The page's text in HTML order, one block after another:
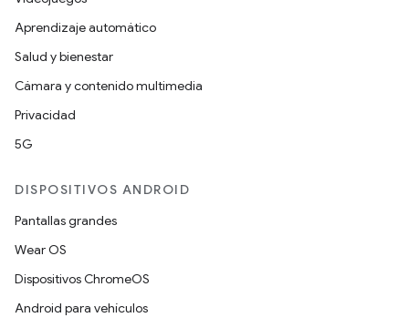
Aprendizaje automático
Salud y bienestar
Cámara y contenido multimedia
Privacidad
5G
DISPOSITIVOS ANDROID
Pantallas grandes
Wear OS
Dispositivos ChromeOS
Android para vehículos